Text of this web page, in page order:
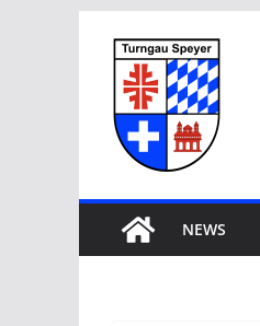
Inhalt
springen
NEWS